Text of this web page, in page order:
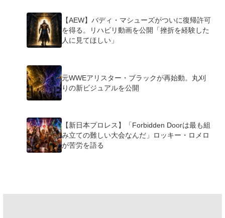
【AEW】バディ・マシューズがついに復帰許可
を得る。リハビリ動画を公開「挫折を経験した
人に見てほしい」
元WWEアリスター・ブラックが再始動。丸刈
りの新ビジュアルを公開
【新日本プロレス】「Forbidden Doorは最も組
み立ての難しい大会なんだ」ロッキー・ロメロ
が苦労を語る